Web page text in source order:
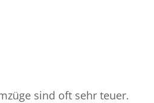
sind oft sehr teuer.